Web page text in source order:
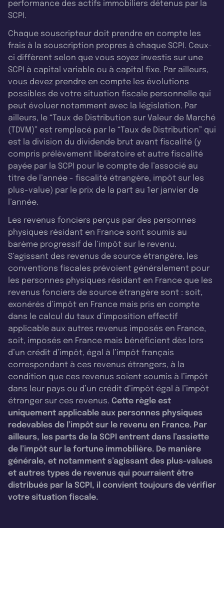
performance des actifs immobiliers détenus par la
SCPI.
Chaque souscripteur doit prendre en compte les
frais à la souscription propres à chaque SCPI. Ceux-
ci diffèrent selon que vous soyez investis sur une
SCPI à capital variable ou à capital fixe. Par ailleurs,
vous devez prendre en compte les évolutions
possibles de votre situation fiscale personnelle qui
peut évoluer notamment avec la législation. Par
ailleurs, le “Taux de Distribution sur Valeur de Marché
(TDVM)” est remplacé par le “Taux de Distribution” qui
est la division du dividende brut avant fiscalité (y
compris prélèvement libératoire et autre fiscalité
payée par la SCPI pour le compte de l’associé au
titre de l’année - fiscalité étrangère, impôt sur les
plus-value) par le prix de la part au 1er janvier de
l’année.
Les revenus fonciers perçus par des personnes
physiques résidant en France sont soumis au
barème progressif de l’impôt sur le revenu.
S’agissant des revenus de source étrangère, les
conventions fiscales prévoient généralement pour
les personnes physiques résidant en France que les
revenus fonciers de source étrangère sont : soit,
exonérés d’impôt en France mais pris en compte
dans le calcul du taux d’imposition effectif
applicable aux autres revenus imposés en France,
soit, imposés en France mais bénéficient dès lors
d’un crédit d’impôt, égal à l’impôt français
correspondant à ces revenus étrangers, à la
condition que ces revenus soient soumis à l’impôt
dans leur pays ou d’un crédit d’impôt égal à l’impôt
étranger sur ces revenus. Cette règle est
uniquement applicable aux personnes physiques
redevables de l’impôt sur le revenu en France. Par
ailleurs, les parts de la SCPI entrent dans l’assiette
de l’impôt sur la fortune immobilière. De manière
générale, et notamment s’agissant des plus-values
et autres types de revenus qui pourraient être
distribués par la SCPI, il convient toujours de vérifier
votre situation fiscale.